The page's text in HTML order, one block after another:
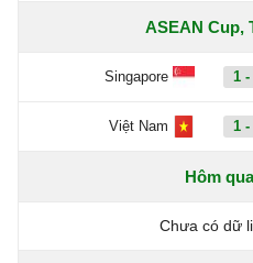
ASEAN Cup,
Singapore 1 -
Việt Nam 1 -
Hôm
Chưa có dữ